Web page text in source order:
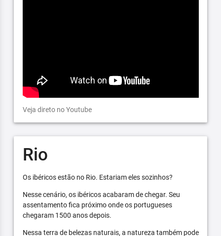
Veja direto no Youtube
Rio
Os ibéricos estão no Rio. Estariam eles sozinhos?
Nesse cenário, os ibéricos acabaram de chegar. Seu
assentamento fica próximo onde os portugueses
chegaram 1500 anos depois.
Nessa terra de belezas naturais, a natureza também pode